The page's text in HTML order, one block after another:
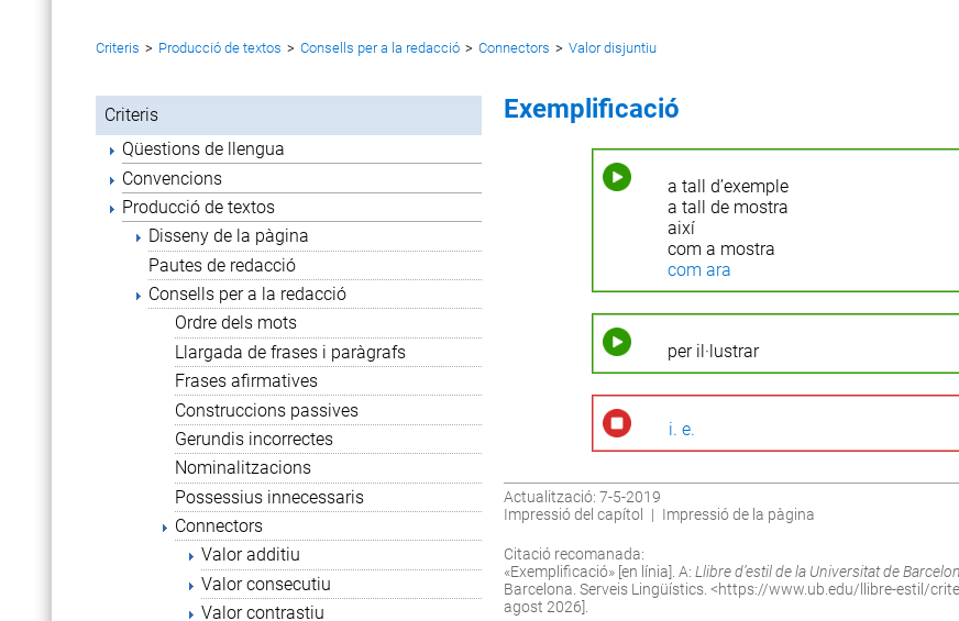
Criteris > Producció de textos > Consells per a la redacció > Connectors > Valor disjuntiu
Criteris
Qüestions de llengua
Convencions
Producció de textos
Disseny de la pàgina
Pautes de redacció
Consells per a la redacció
Ordre dels mots
Llargada de frases i paràgrafs
Frases afirmatives
Construccions passives
Gerundis incorrectes
Nominalitzacions
Possessius innecessaris
Connectors
Valor additiu
Valor consecutiu
Valor contrastiu
Exemplificació
a tall d’exemple
a tall de mostra
així
com a mostra
com ara
per il·lustrar
i. e.
Actualització: 7-5-2019
Impressió del capítol
| Impressió de la pàgina
Citació recomanada:
«Exemplificació» [en línia]. A: Llibre d’estil de la Universitat de
Barcelona. Serveis Lingüístics. <https://www.ub.edu/llibre-estil/
agost 2026].